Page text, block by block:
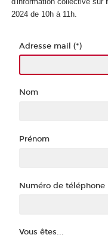
2024 de 10h à 11h.
Adresse mail (*)
Nom
Prénom
Numéro de téléphone
Vous êtes...